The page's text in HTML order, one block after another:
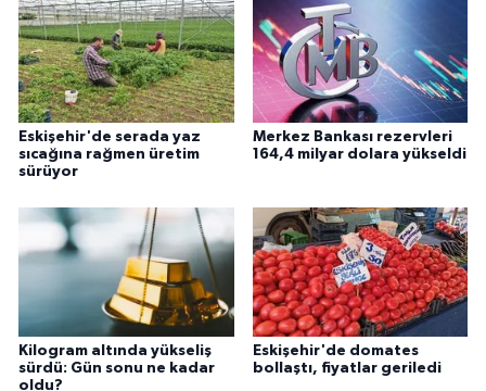
Eskişehir'de serada yaz
sıcağına rağmen üretim
sürüyor
Merkez Bankası rezervleri
164,4 milyar dolara yükseldi
Kilogram altında yükseliş
sürdü: Gün sonu ne kadar
oldu?
Eskişehir'de domates
bollaştı, fiyatlar geriledi